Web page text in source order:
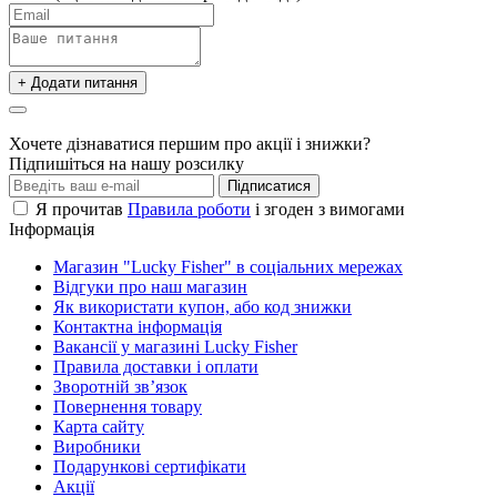
+ Додати питання
Хочете дізнаватися першим про акції і знижки?
Підпишіться на нашу розсилку
Підписатися
Я прочитав Правила роботи і згоден з вимогами
Інформація
Магазин "Lucky Fisher" в соціальних мережах
Відгуки про наш магазин
Як використати купон, або код знижки
Контактна інформація
Вакансії у магазині Lucky Fisher
Правила доставки і оплати
Зворотній зв’язок
Повернення товару
Карта сайту
Виробники
Подарункові сертифікати
Акції